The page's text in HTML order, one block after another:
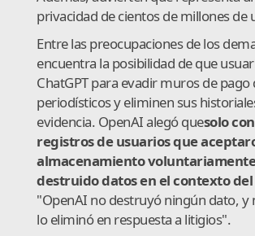
privacidad de cientos de millones de
Entre las preocupaciones de los
encuentra la posibilidad de que
ChatGPT para evadir muros de
periodísticos y eliminen sus
evidencia. OpenAI alegó quesolo
registros de usuarios que
almacenamiento
destruido datos en el contexto
"OpenAI no destruyó ningún dato, y
lo eliminó en respuesta a litigios".